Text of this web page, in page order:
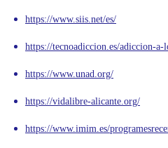
https://www.siis.net/es/
https://tecnoadiccion.es/adiccion-a-
https://www.unad.org/
https://vidalibre-alicante.org/
https://www.imim.es/